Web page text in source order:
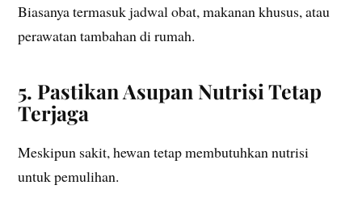
Biasanya termasuk jadwal obat, makanan khusus, atau
perawatan tambahan di rumah.
5. Pastikan Asupan Nutrisi Tetap
Terjaga
Meskipun sakit, hewan tetap membutuhkan nutrisi
untuk pemulihan.